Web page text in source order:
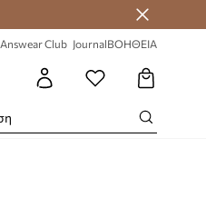
Answear Club JournalΒΟΗΘΕΙΑ